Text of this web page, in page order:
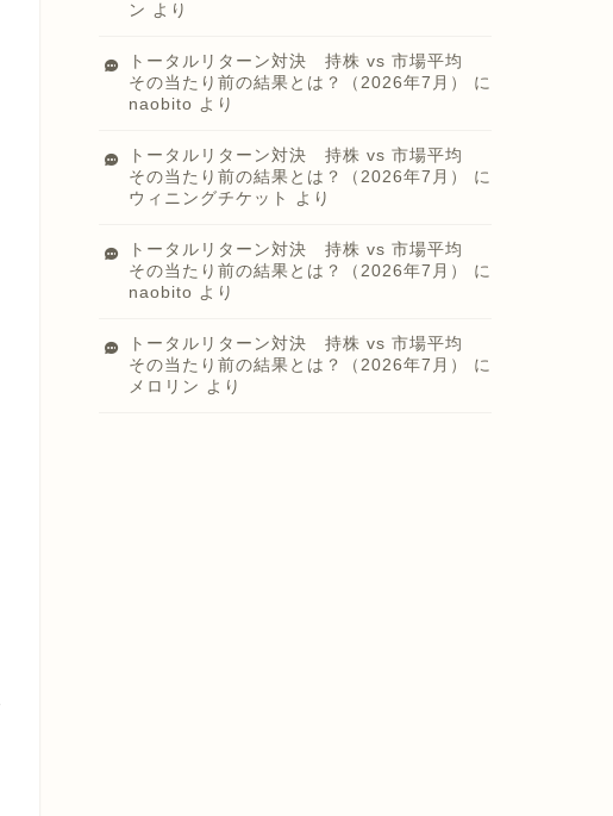
ン より
トータルリターン対決 持株 vs 市場平均
その当たり前の結果とは？（2026年7月）
に
naobito より
トータルリターン対決 持株 vs 市場平均
その当たり前の結果とは？（2026年7月）
に
ウィニングチケット
より
トータルリターン対決 持株 vs 市場平均
その当たり前の結果とは？（2026年7月）
に
naobito より
トータルリターン対決 持株 vs 市場平均
その当たり前の結果とは？（2026年7月）
に
メロリン より